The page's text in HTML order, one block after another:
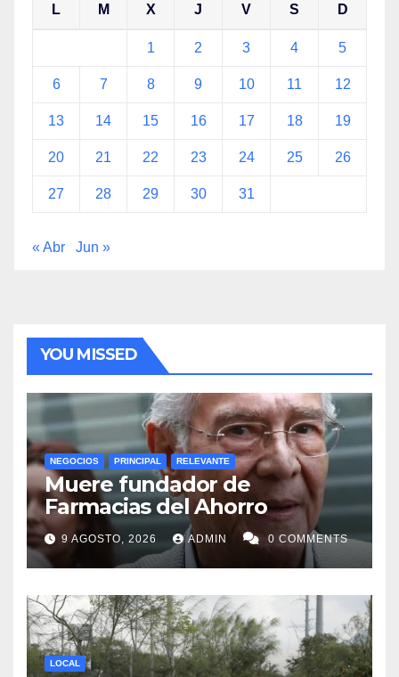
L M X J V S D
1 2 3 4 5
6 7 8 9 10 11 12
13 14 15 16 17 18 19
20 21 22 23 24 25 26
27 28 29 30 31
« Abr Jun »
YOU MISSED
NEGOCIOS PRINCIPAL RELEVANTE
Muere fundador de
Farmacias del Ahorro
9 AGOSTO, 2026 ADMIN 0 COMMENTS
LOCAL